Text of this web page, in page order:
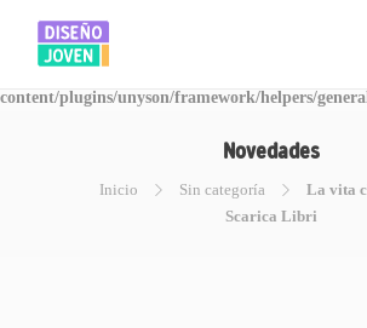
Warning: Invalid argument supplied for foreach() in
/www/disegnojoven.com.ar/htdocs/wp-
content/plugins/unyson/framework/helpers/
Novedades
Inicio Sin categoría
La vita
Scarica Libri